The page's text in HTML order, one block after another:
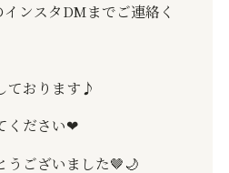
インスタDMまでご連絡く
ております♪
ください❤︎
うございました🤎🌙